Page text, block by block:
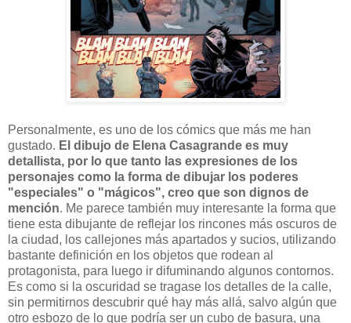
Personalmente, es uno de los cómics que más me han
gustado. El dibujo de Elena Casagrande es muy
detallista, por lo que tanto las expresiones de los
personajes como la forma de dibujar los poderes
"especiales" o "mágicos", creo que son dignos de
mención. Me parece también muy interesante la forma que
tiene esta dibujante de reflejar los rincones más oscuros de
la ciudad, los callejones más apartados y sucios, utilizando
bastante definición en los objetos que rodean al
protagonista, para luego ir difuminando algunos contornos.
Es como si la oscuridad se tragase los detalles de la calle,
sin permitirnos descubrir qué hay más allá, salvo algún que
otro esbozo de lo que podría ser un cubo de basura, una